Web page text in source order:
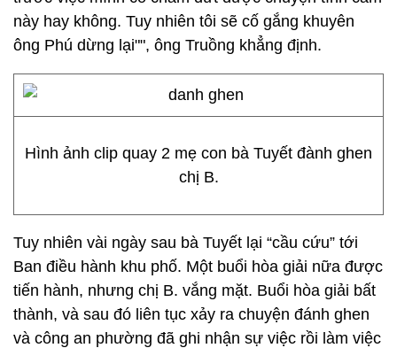
này hay không. Tuy nhiên tôi sẽ cố gắng khuyên
ông Phú dừng lại"", ông Truồng khẳng định.
Hình ảnh clip quay 2 mẹ con bà Tuyết đành ghen
chị B.
Tuy nhiên vài ngày sau bà Tuyết lại “cầu cứu” tới
Ban điều hành khu phố. Một buổi hòa giải nữa được
tiến hành, nhưng chị B. vắng mặt. Buổi hòa giải bất
thành, và sau đó liên tục xảy ra chuyện đánh ghen
và công an phường đã ghi nhận sự việc rồi làm việc